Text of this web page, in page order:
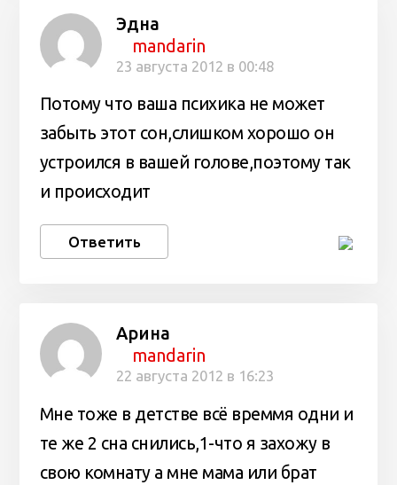
Эдна
mandarin
23 августа 2012 в 00:48
Потому что ваша психика не может
забыть этот сон,слишком хорошо он
устроился в вашей голове,поэтому так
и происходит
Ответить
Арина
mandarin
22 августа 2012 в 16:23
Мне тоже в детстве всё времмя одни и
те же 2 сна снились,1-что я захожу в
свою комнату а мне мама или брат